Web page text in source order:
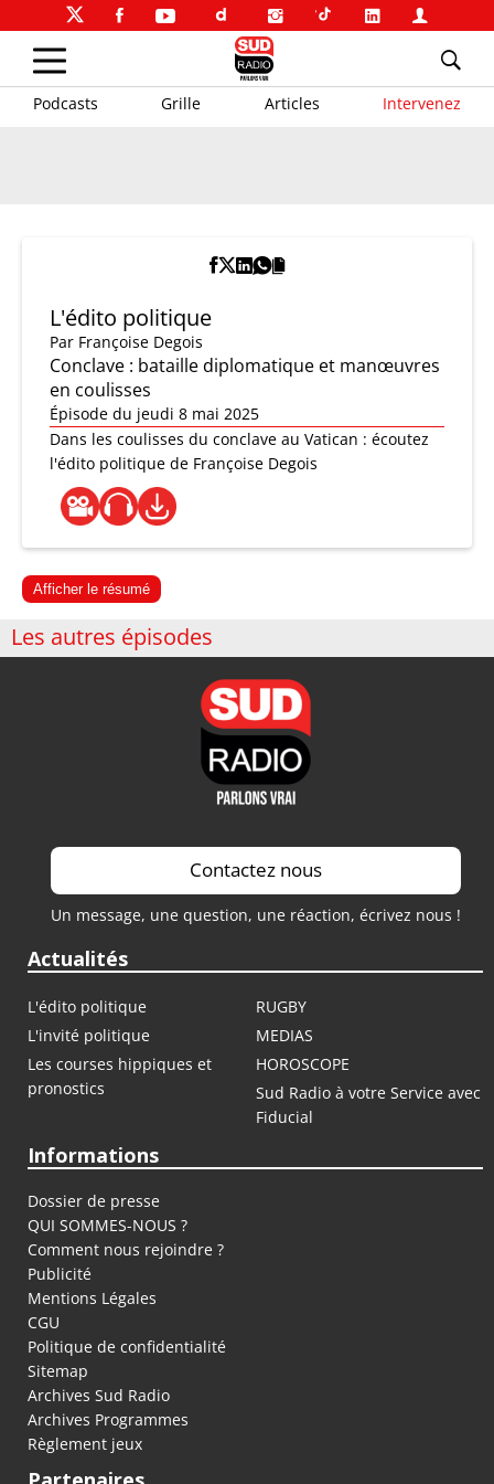
Podcasts Grille Articles Intervenez
L'édito politique
Par Françoise Degois
Conclave : bataille diplomatique et manœuvres
en coulisses
Épisode du jeudi 8 mai 2025
Dans les coulisses du conclave au Vatican : écoutez
l'édito politique de Françoise Degois
Afficher le résumé
Les autres épisodes
Contactez nous
Un message, une question, une réaction, écrivez nous !
Actualités
L'édito politique
RUGBY
L'invité politique
MEDIAS
Les courses hippiques et
pronostics
HOROSCOPE
Sud Radio à votre Service avec
Fiducial
Informations
Dossier de presse
QUI SOMMES-NOUS ?
Comment nous rejoindre ?
Publicité
Mentions Légales
CGU
Politique de confidentialité
Sitemap
Archives Sud Radio
Archives Programmes
Règlement jeux